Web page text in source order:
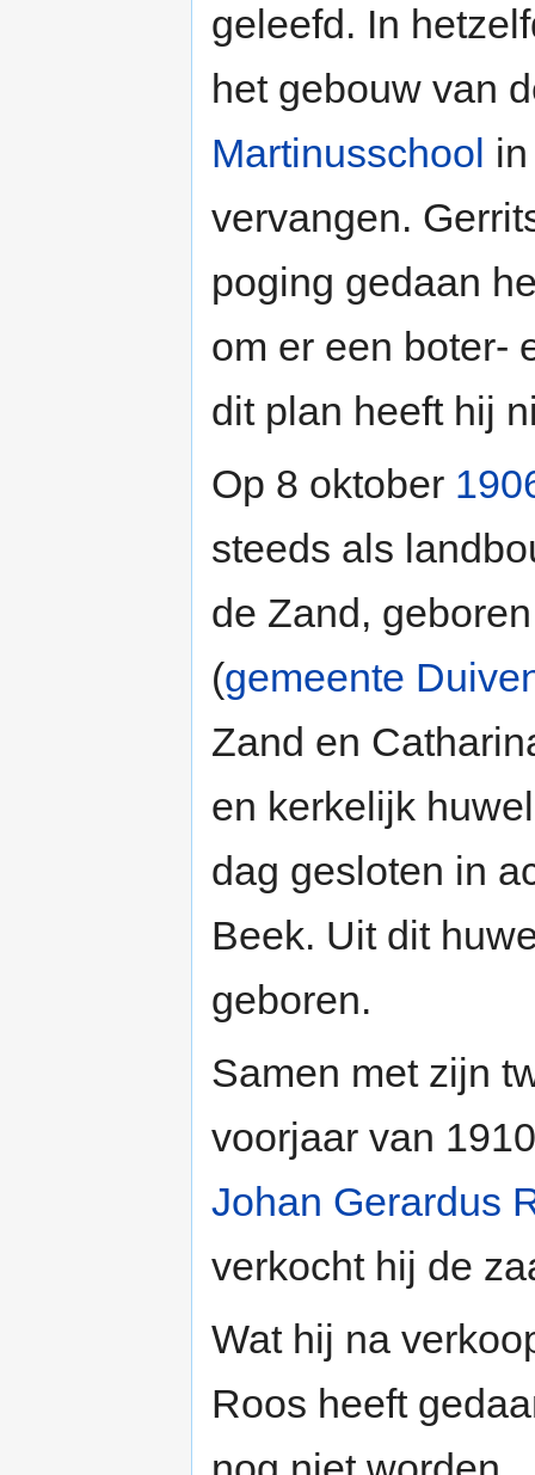
geleefd. In
het gebouw van
Martinusschool
vervangen.
poging gedaan
om er een boter-
dit plan heeft hij
Op 8 oktober
steeds als
de Zand,
(gemeente
Zand en
en kerkelijk
dag gesloten in
Beek. Uit dit
geboren.
Samen met zijn
voorjaar van
Johan Gerardus
verkocht hij de
Wat hij na
Roos heeft